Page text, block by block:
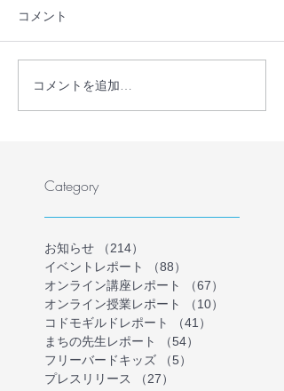
【プレスリリース】学校
に行かない・行けない子
コメント
コメントを追加…
Category
お知らせ （214）
イベントレポート
（88）
オンライン講座レポート
（67）
オンライン授業レポート
（10）
コドモギルドレポート
（41）
まちの先生レポート
（54）
フリーバードキッズ
（5）
プレスリリース
（27）